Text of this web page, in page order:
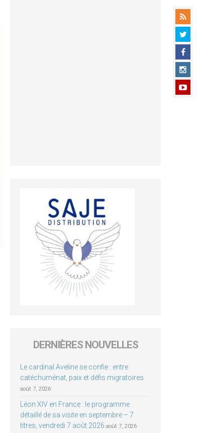
DERNIÈRES NOUVELLES
Le cardinal Aveline se confie : entre
catéchuménat, paix et défis migratoires
août 7, 2026
Léon XIV en France : le programme
détaillé de sa visite en septembre – 7
titres, vendredi 7 août 2026 août 7, 2026